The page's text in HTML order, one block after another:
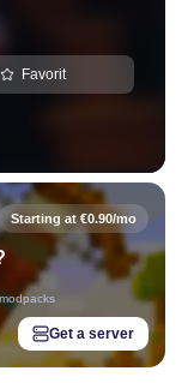
Favorit
Starting at €0.90/mo
Get a server